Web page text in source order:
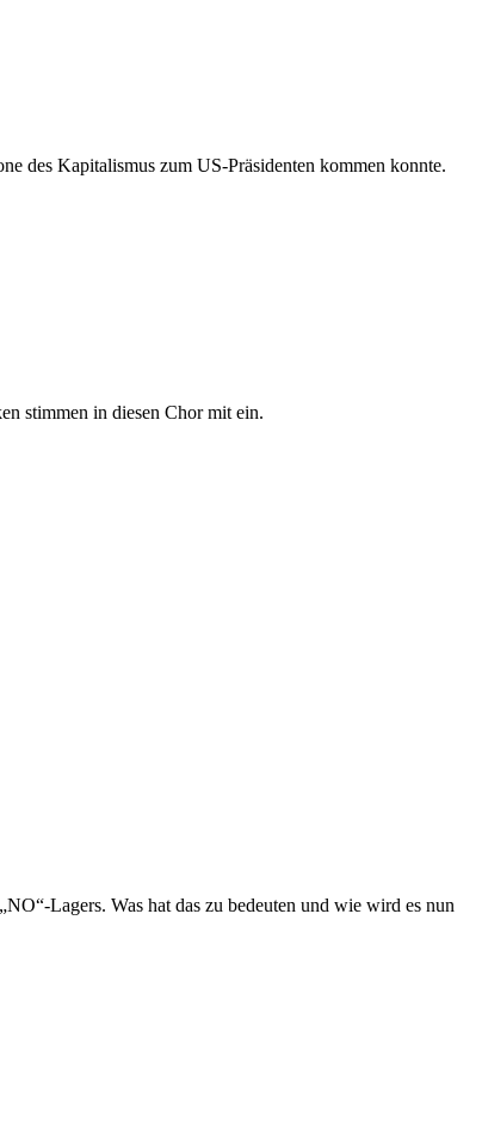
des Kapitalismus zum US-Präsidenten kommen konnte.
stimmen in diesen Chor mit ein.
Lagers. Was hat das zu bedeuten und wie wird es nun